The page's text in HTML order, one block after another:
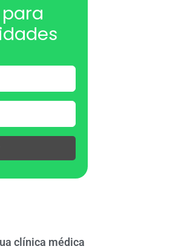
clínica médica